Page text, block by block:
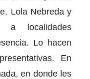
Lola Nebreda y
a localidades
Lo hacen
En
en donde les